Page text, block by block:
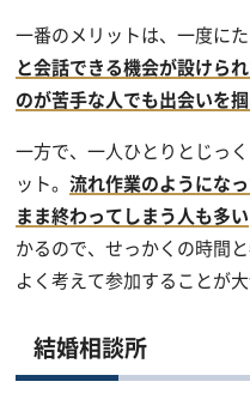
一番のメリットは、一度に
と会話できる機会が設けら
のが苦手な人でも出会いを
一方で、一人ひとりとじっ
ット。流れ作業のようにな
まま終わってしまう人も多い
かるので、せっかくの時間
よく考えて参加することが大
結婚相談所